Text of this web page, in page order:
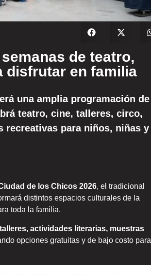
de teatro,
disfrutar en familia
una amplia programación de
teatro, cine, talleres, circo,
recreativas para niños, niñas y
de los Chicos 2026, el tradicional
distintos espacios culturales de la
toda la familia.
actividades literarias, muestras
opciones gratuitas y de bajo costo para